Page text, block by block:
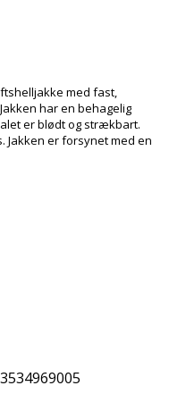
med fast,
har en behagelig
er blødt og strækbart.
Jakken er forsynet med en